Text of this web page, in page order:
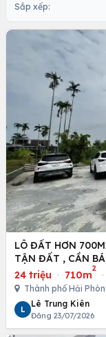
Sắp xếp:
LÔ ĐẤT HƠN
TẬN ĐẤT , CẦN
24 triệu · 710m
2
·
Thành phố Hải
L
Lê Trung Kiên
Đăng 23/07/2026